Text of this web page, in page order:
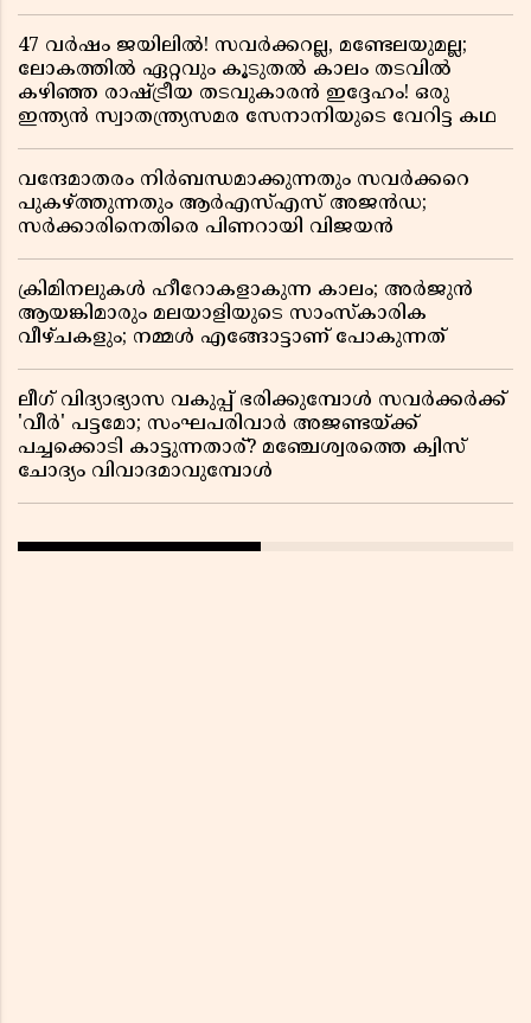
47 വർഷം ജയിലിൽ! സവർക്കറല്ല, മണ്ടേലയുമല്ല;
ലോകത്തിൽ ഏറ്റവും കൂടുതൽ കാലം തടവിൽ
കഴിഞ്ഞ രാഷ്ട്രീയ തടവുകാരൻ ഇദ്ദേഹം! ഒരു
ഇന്ത്യൻ സ്വാതന്ത്ര്യസമര സേനാനിയുടെ വേറിട്ട കഥ
വന്ദേമാതരം നിർബന്ധമാക്കുന്നതും സവർക്കറെ
പുകഴ്ത്തുന്നതും ആർഎസ്എസ് അജൻഡ;
സർക്കാരിനെതിരെ പിണറായി വിജയൻ
ക്രിമിനലുകൾ ഹീറോകളാകുന്ന കാലം; അർജുൻ
ആയങ്കിമാരും മലയാളിയുടെ സാംസ്കാരിക
വീഴ്ചകളും; നമ്മൾ എങ്ങോട്ടാണ് പോകുന്നത്
ലീഗ് വിദ്യാഭ്യാസ വകുപ്പ് ഭരിക്കുമ്പോൾ സവർക്കർക്ക്
'വീർ' പട്ടമോ; സംഘപരിവാർ അജണ്ടയ്ക്ക്
പച്ചക്കൊടി കാട്ടുന്നതാര്? മഞ്ചേശ്വരത്തെ ക്വിസ്
ചോദ്യം വിവാദമാവുമ്പോൾ